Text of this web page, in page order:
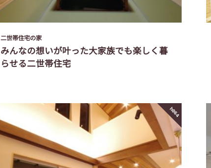
二世帯住宅の家
みんなの想いが叶った大家族でも楽しく暮
らせる二世帯住宅
h064